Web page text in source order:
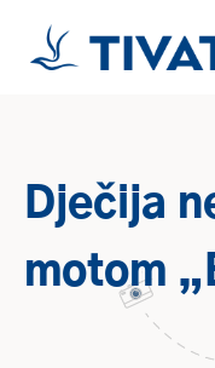
Dječija
motom